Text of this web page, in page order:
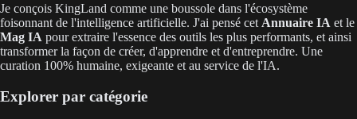
Je conçois KingLand comme une boussole dans l'écosystème
foisonnant de l'intelligence artificielle. J'ai pensé cet Annuaire IA et le
Mag IA pour extraire l'essence des outils les plus performants, et ainsi
transformer la façon de créer, d'apprendre et d'entreprendre. Une
curation 100% humaine, exigeante et au service de l'IA.
Explorer par catégorie